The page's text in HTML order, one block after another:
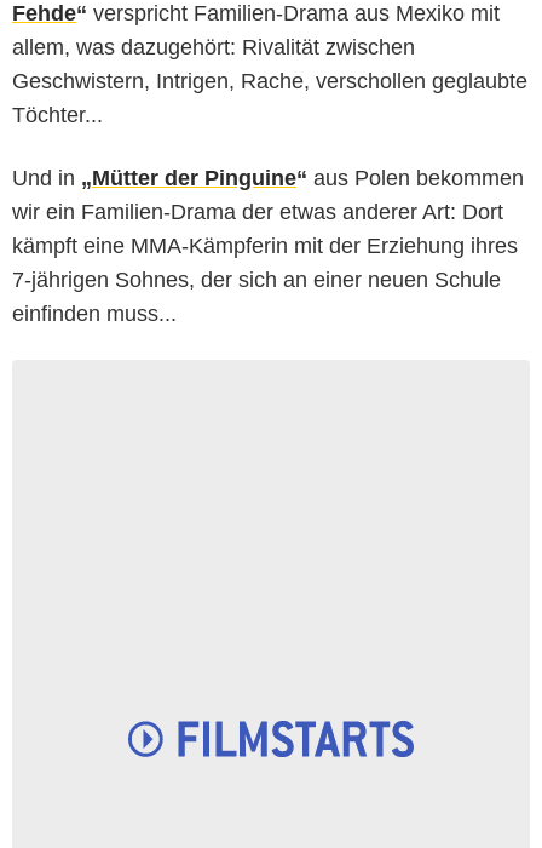
Fehde“ verspricht Familien-Drama aus Mexiko mit
allem, was dazugehört: Rivalität zwischen
Geschwistern, Intrigen, Rache, verschollen geglaubte
Töchter...
Und in „Mütter der Pinguine“ aus Polen bekommen
wir ein Familien-Drama der etwas anderer Art: Dort
kämpft eine MMA-Kämpferin mit der Erziehung ihres
7-jährigen Sohnes, der sich an einer neuen Schule
einfinden muss...